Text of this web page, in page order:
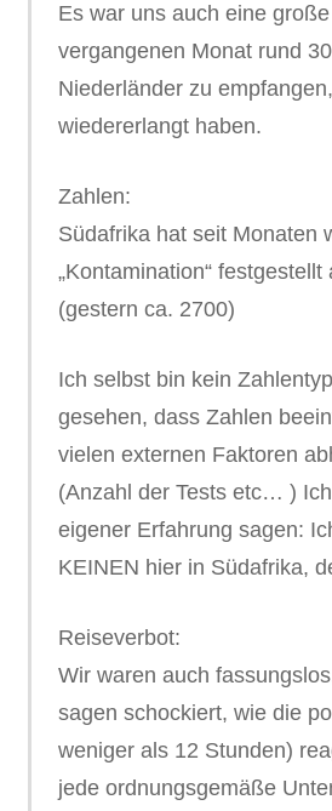
Es war uns auch eine
vergangenen Monat rund
Niederländer zu
wiedererlangt haben.
Zahlen:
Südafrika hat seit Monaten
„Kontamination“ festgestellt
(gestern ca. 2700)
Ich selbst bin kein
gesehen, dass Zahlen
vielen externen Faktoren
(Anzahl der Tests etc… )
eigener Erfahrung sagen:
KEINEN hier in Südafrika,
Reiseverbot:
Wir waren auch
sagen schockiert, wie die
weniger als 12 Stunden)
jede ordnungsgemäße